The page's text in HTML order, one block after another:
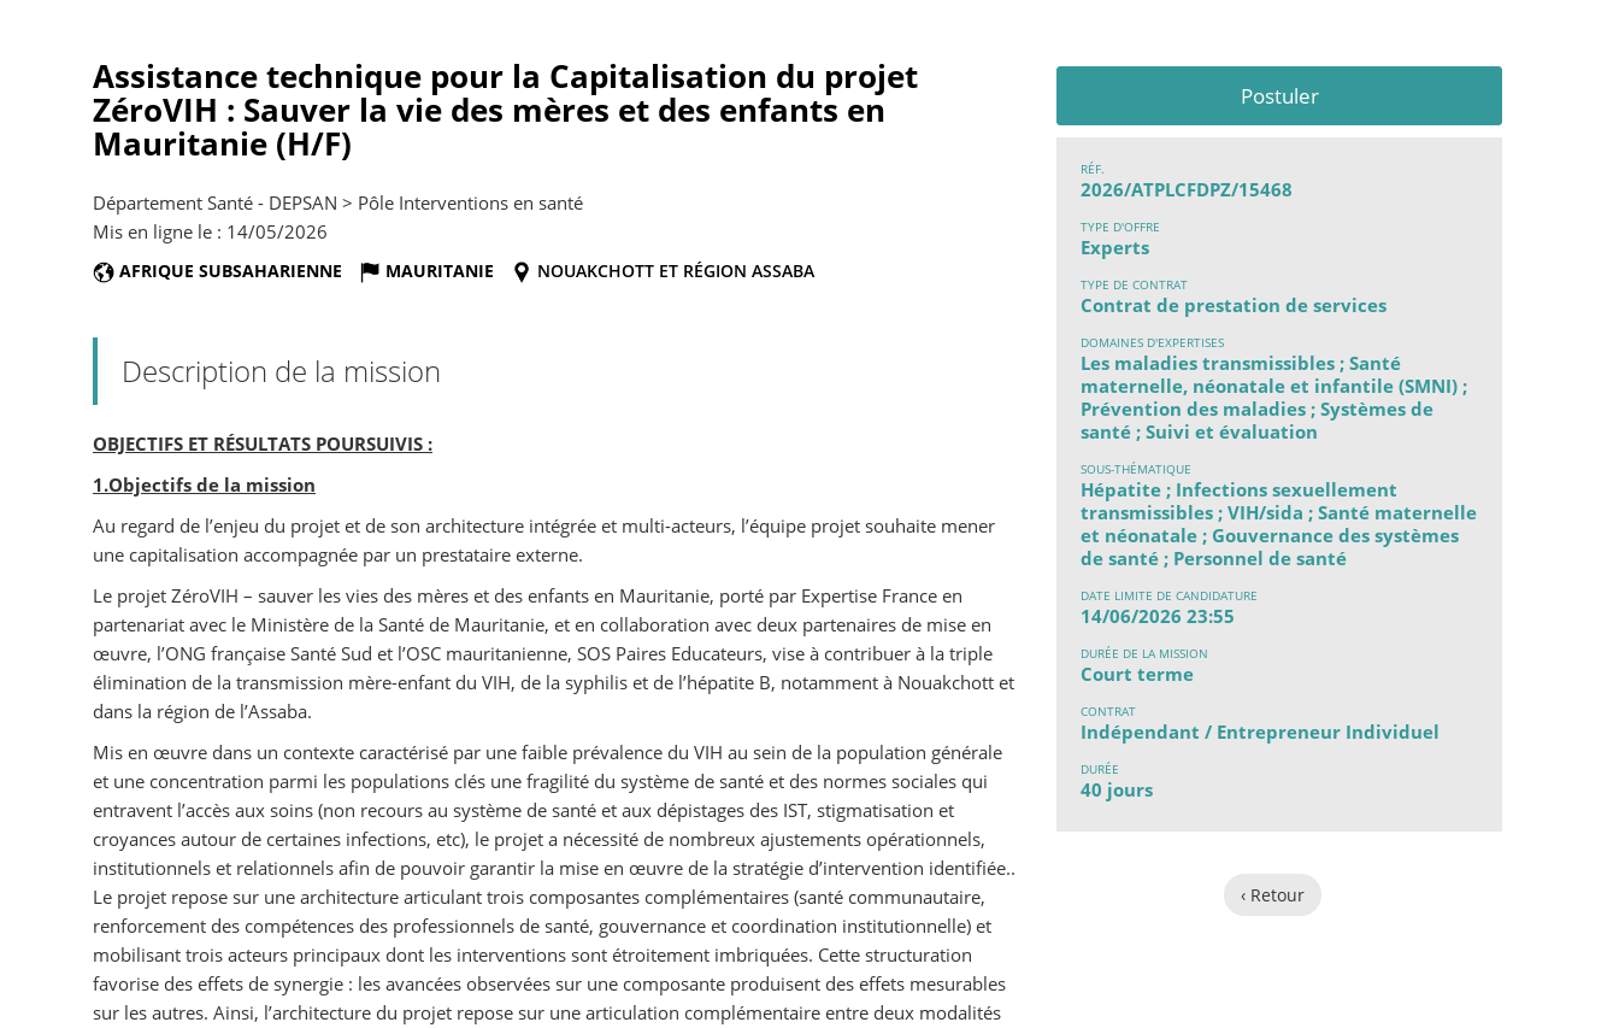
Postuler
RÉF.
2026/ATPLCFDPZ/15468
TYPE D'OFFRE
Experts
TYPE DE CONTRAT
Contrat de prestation de services
DOMAINES D'EXPERTISES
Les maladies transmissibles ; Santé
maternelle, néonatale et infantile (SMNI) ;
Prévention des maladies ; Systèmes de
santé ; Suivi et évaluation
SOUS-THÉMATIQUE
Hépatite ; Infections sexuellement
transmissibles ; VIH/sida ; Santé maternelle
et néonatale ; Gouvernance des systèmes
de santé ; Personnel de santé
DATE LIMITE DE CANDIDATURE
14/06/2026 23:55
DURÉE DE LA MISSION
Court terme
CONTRAT
Indépendant / Entrepreneur Individuel
DURÉE
40 jours
‹ Retour
Assistance technique pour la Capitalisation du projet
ZéroVIH : Sauver la vie des mères et des enfants en
Mauritanie (H/F)
Département Santé - DEPSAN > Pôle Interventions en santé
Mis en ligne le : 14/05/2026
AFRIQUE SUBSAHARIENNE MAURITANIE NOUAKCHOTT ET RÉGION ASSABA
Description de la mission
OBJECTIFS ET RÉSULTATS POURSUIVIS :
1.Objectifs de la mission
Au regard de l’enjeu du projet et de son architecture intégrée et multi-acteurs, l’équipe projet souhaite mener
une capitalisation accompagnée par un prestataire externe.
Le projet ZéroVIH – sauver les vies des mères et des enfants en Mauritanie, porté par Expertise France en
partenariat avec le Ministère de la Santé de Mauritanie, et en collaboration avec deux partenaires de mise en
œuvre, l’ONG française Santé Sud et l’OSC mauritanienne, SOS Paires Educateurs, vise à contribuer à la triple
élimination de la transmission mère-enfant du VIH, de la syphilis et de l’hépatite B, notamment à Nouakchott et
dans la région de l’Assaba.
Mis en œuvre dans un contexte caractérisé par une faible prévalence du VIH au sein de la population générale
et une concentration parmi les populations clés une fragilité du système de santé et des normes sociales qui
entravent l’accès aux soins (non recours au système de santé et aux dépistages des IST, stigmatisation et
croyances autour de certaines infections, etc), le projet a nécessité de nombreux ajustements opérationnels,
institutionnels et relationnels afin de pouvoir garantir la mise en œuvre de la stratégie d’intervention identifiée..
Le projet repose sur une architecture articulant trois composantes complémentaires (santé communautaire,
renforcement des compétences des professionnels de santé, gouvernance et coordination institutionnelle) et
mobilisant trois acteurs principaux dont les interventions sont étroitement imbriquées. Cette structuration
favorise des effets de synergie : les avancées observées sur une composante produisent des effets mesurables
sur les autres. Ainsi, l’architecture du projet repose sur une articulation complémentaire entre deux modalités